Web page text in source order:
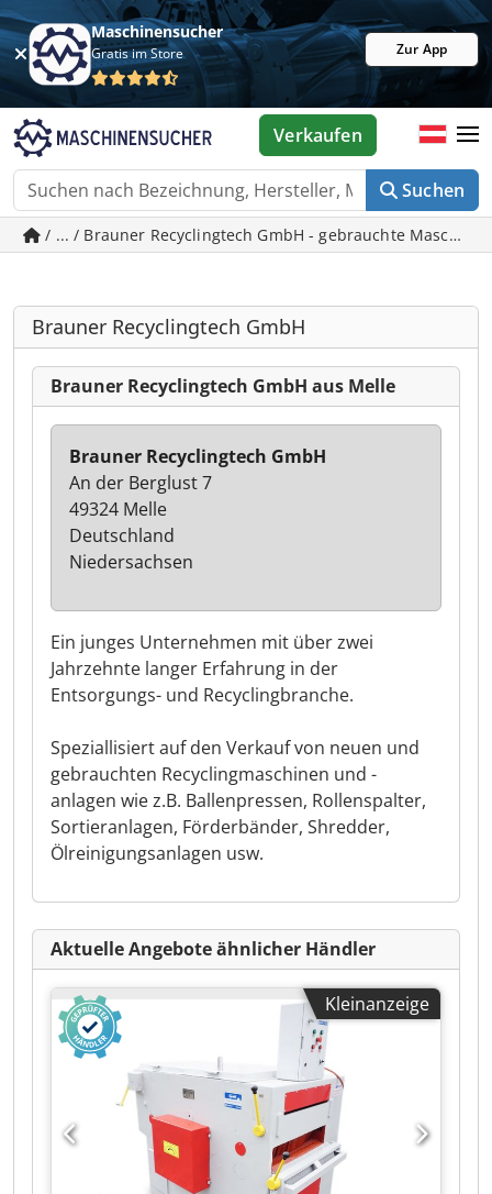
Maschinensucher
Gratis im Store Zur App
Suchen
Verkaufen
/ ... / Brauner Recyclingtech GmbH - gebrauchte
Brauner Recyclingtech GmbH
Brauner Recyclingtech GmbH aus Melle
Ein junges Unternehmen mit über zwei
Jahrzehnte langer Erfahrung in der
Entsorgungs- und Recyclingbranche.
Speziallisiert auf den Verkauf von neuen und
gebrauchten Recyclingmaschinen und -
anlagen wie z.B. Ballenpressen, Rollenspalter,
Sortieranlagen, Förderbänder, Shredder,
Ölreinigungsanlagen usw.
Brauner Recyclingtech GmbH
An der Berglust 7
49324 Melle
Deutschland
Niedersachsen
Aktuelle Angebote ähnlicher Händler
Kleinanzeige